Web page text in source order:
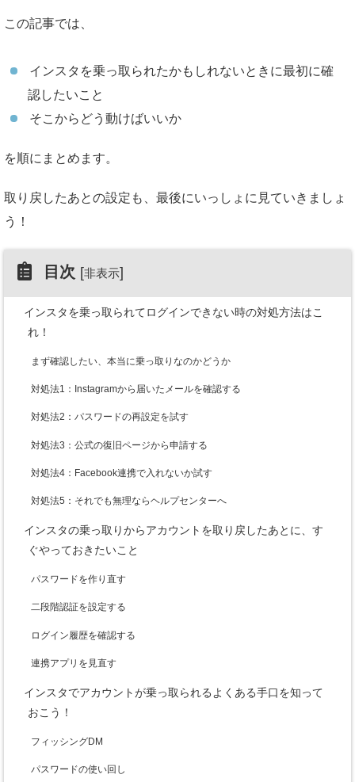
この記事では、
インスタを乗っ取られたかもしれないときに最初に確
認したいこと
そこからどう動けばいいか
を順にまとめます。
取り戻したあとの設定も、最後にいっしょに見ていきましょ
う！
目次 [非表示]
インスタを乗っ取られてログインできない時の対処方法はこ
れ！
まず確認したい、本当に乗っ取りなのかどうか
対処法1：Instagramから届いたメールを確認する
対処法2：パスワードの再設定を試す
対処法3：公式の復旧ページから申請する
対処法4：Facebook連携で入れないか試す
対処法5：それでも無理ならヘルプセンターへ
インスタの乗っ取りからアカウントを取り戻したあとに、す
ぐやっておきたいこと
パスワードを作り直す
二段階認証を設定する
ログイン履歴を確認する
連携アプリを見直す
インスタでアカウントが乗っ取られるよくある手口を知って
おこう！
フィッシングDM
パスワードの使い回し